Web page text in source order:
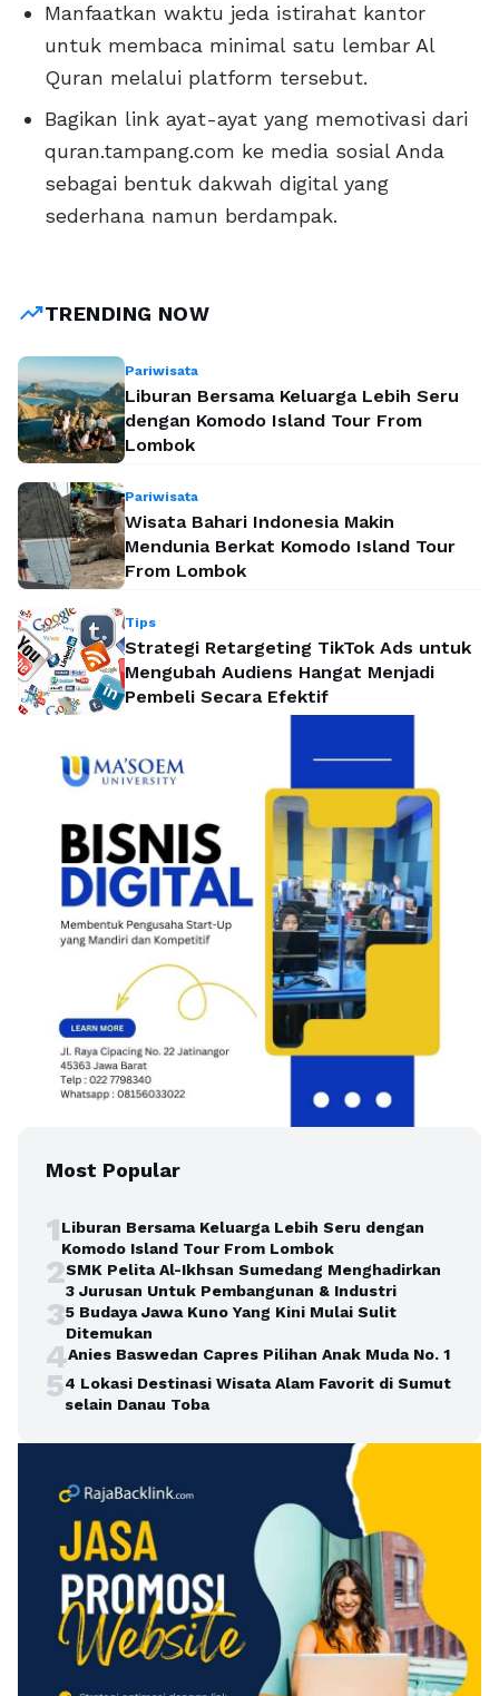
Manfaatkan waktu jeda istirahat kantor
untuk membaca minimal satu lembar Al
Quran melalui platform tersebut.
Bagikan link ayat-ayat yang memotivasi dari
quran.tampang.com ke media sosial Anda
sebagai bentuk dakwah digital yang
sederhana namun berdampak.
trending_upTRENDING NOW
Pariwisata
Liburan Bersama Keluarga Lebih Seru
dengan Komodo Island Tour From
Lombok
Pariwisata
Wisata Bahari Indonesia Makin
Mendunia Berkat Komodo Island Tour
From Lombok
Tips
Strategi Retargeting TikTok Ads untuk
Mengubah Audiens Hangat Menjadi
Pembeli Secara Efektif
Most Popular
1Liburan Bersama Keluarga Lebih Seru dengan
Komodo Island Tour From Lombok
2SMK Pelita Al-Ikhsan Sumedang Menghadirkan
3 Jurusan Untuk Pembangunan & Industri
35 Budaya Jawa Kuno Yang Kini Mulai Sulit
Ditemukan
4Anies Baswedan Capres Pilihan Anak Muda No. 1
54 Lokasi Destinasi Wisata Alam Favorit di Sumut
selain Danau Toba